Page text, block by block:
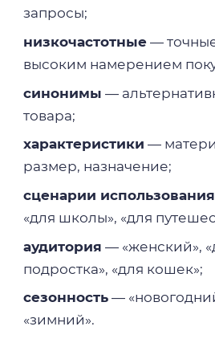
запросы;
низкочастотные—
высоким намерением
синонимы —
товара;
характеристики —
размер, назначение;
сценарии использования
«для школы», «для
аудитория — «женский»,
подростка», «для кошек»;
сезонность—
«зимний».